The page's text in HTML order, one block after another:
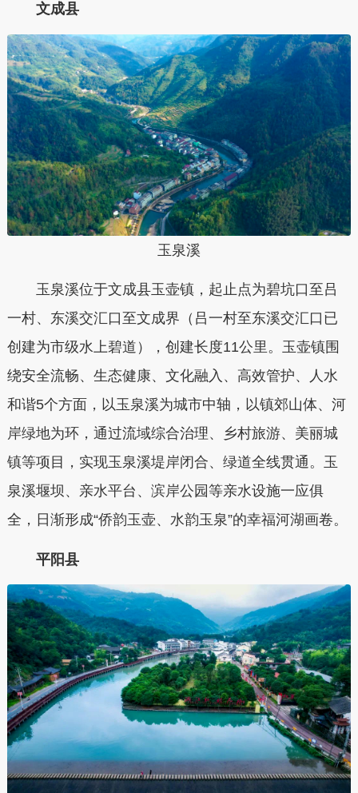
文成县
玉泉溪
玉泉溪位于文成县玉壶镇，起止点为碧坑口至吕
一村、东溪交汇口至文成界（吕一村至东溪交汇口已
创建为市级水上碧道），创建长度11公里。玉壶镇围
绕安全流畅、生态健康、文化融入、高效管护、人水
和谐5个方面，以玉泉溪为城市中轴，以镇郊山体、河
岸绿地为环，通过流域综合治理、乡村旅游、美丽城
镇等项目，实现玉泉溪堤岸闭合、绿道全线贯通。玉
泉溪堰坝、亲水平台、滨岸公园等亲水设施一应俱
全，日渐形成“侨韵玉壶、水韵玉泉”的幸福河湖画卷。
平阳县